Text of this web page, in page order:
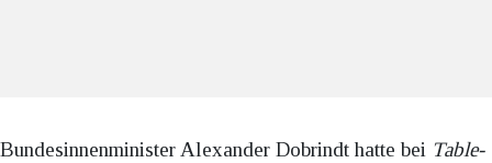
Bundesinnenminister Alexander Dobrindt hatte bei Table-